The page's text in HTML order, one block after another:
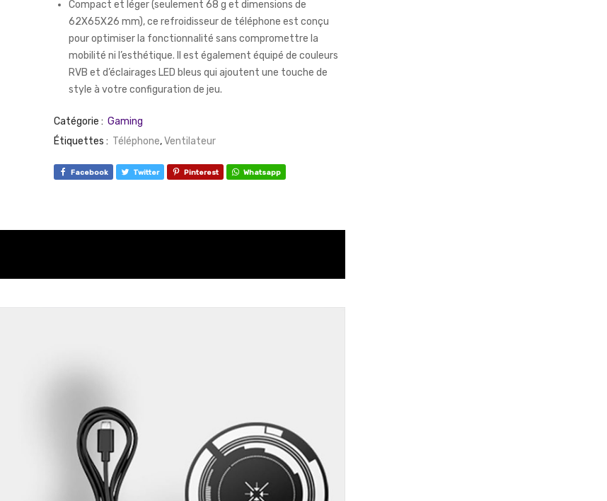
Compact et léger (seulement 68 g et dimensions de
62X65X26 mm), ce refroidisseur de téléphone est conçu
pour optimiser la fonctionnalité sans compromettre la
mobilité ni l’esthétique. Il est également équipé de couleurs
RVB et d’éclairages LED bleus qui ajoutent une touche de
style à votre configuration de jeu.
Catégorie : Gaming
Étiquettes : Téléphone,Ventilateur
Facebook Twitter Pinterest Whatsapp